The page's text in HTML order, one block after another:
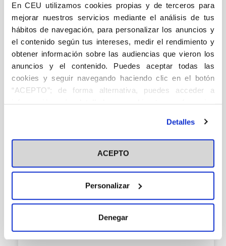
En CEU utilizamos cookies propias y de terceros para
mejorar nuestros servicios mediante el análisis de tus
hábitos de navegación, para personalizar los anuncios y
el contenido según tus intereses, medir el rendimiento y
obtener información sobre las audiencias que vieron los
anuncios y el contenido. Puedes aceptar todas las
cookies y seguir navegando haciendo clic en el botón
“ACEPTO”; de forma alternativa, puedes acceder a
en el botón "Personalizar". Para más información puedes
visitar nuestra Política de Cookies
Detalles
ACEPTO
Personalizar
Denegar
20,00€
Añadir
Investigación en
Aplicación a la
docencia
académica y la
práctica
Arquitectura
García-Hípola, Mayka
5,00€
Añadir